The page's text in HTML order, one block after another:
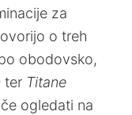
za
o treh
obodovsko,
ter Titane
ogledati na